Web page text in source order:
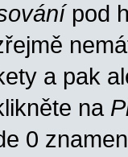
pod
a pak
na
0